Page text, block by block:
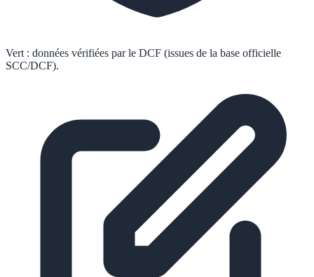
Vert : données vérifiées par le DCF (issues de la base officielle
SCC/DCF).